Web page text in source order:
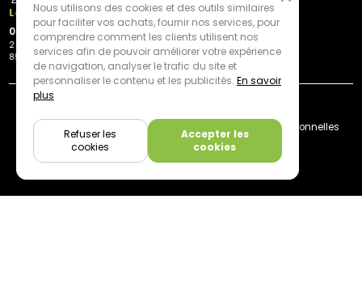
Les Herbiers
02 21 81 23 11
2 rue des Peupliers
85500 Les Herbiers
Livraison
Mentions légales
Données personnelles
Cookies
Nous utilisons des cookies et des outils similaires
pour faciliter vos achats, fournir nos services, pour
comprendre comment les clients utilisent nos
services afin de pouvoir améliorer votre expérience
de navigation, analyser le trafic du site et
personnaliser le contenu et les publicités. En savoir
plus
Accepter les
cookies
Refuser les
cookies